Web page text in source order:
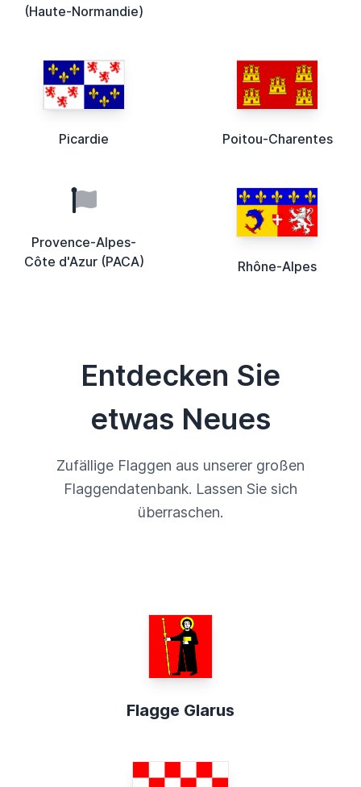
(Haute-Normandie)
Picardie Poitou-Charentes
Provence-Alpes-
Côte d'Azur (PACA)
Rhône-Alpes
Entdecken Sie
etwas Neues
Zufällige Flaggen aus unserer großen
Flaggendatenbank. Lassen Sie sich
überraschen.
Flagge Glarus